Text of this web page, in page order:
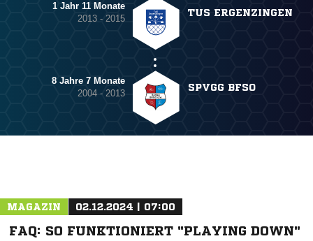
1 Jahr 11 Monate
2013 - 2015
TUS ERGENZINGEN
8 Jahre 7 Monate
2004 - 2013
SPVGG BFSO
MAGAZIN 02.12.2024 | 07:00
FAQ: SO FUNKTIONIERT "PLAYING DOWN"